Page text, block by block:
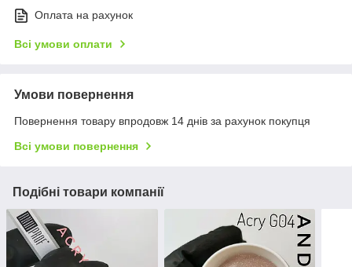
Оплата на рахунок
Всі умови оплати
Умови повернення
Повернення товару впродовж 14 днів за рахунок покупця
Всі умови повернення
Подібні товари компанії